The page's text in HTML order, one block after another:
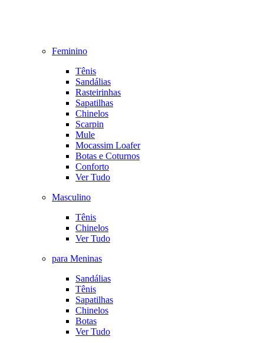
Feminino
Tênis
Sandálias
Rasteirinhas
Sapatilhas
Chinelos
Scarpin
Mule
Mocassim Loafer
Botas e Coturnos
Conforto
Ver Tudo
Masculino
Tênis
Chinelos
Ver Tudo
para Meninas
Sandálias
Tênis
Sapatilhas
Chinelos
Botas
Ver Tudo